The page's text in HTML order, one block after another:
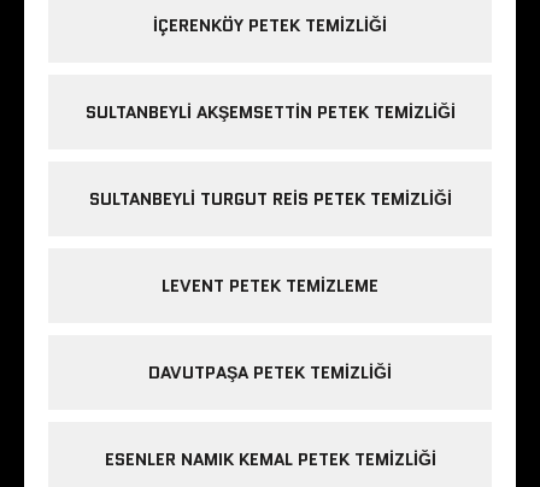
IÇERENKÖY PETEK TEMIZLIĞI
SULTANBEYLI AKŞEMSETTIN PETEK TEMIZLIĞI
SULTANBEYLI TURGUT REIS PETEK TEMIZLIĞI
LEVENT PETEK TEMIZLEME
DAVUTPAŞA PETEK TEMIZLIĞI
ESENLER NAMIK KEMAL PETEK TEMIZLIĞI